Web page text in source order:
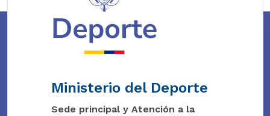
Ministerio del Deporte
Sede principal y Atención a la